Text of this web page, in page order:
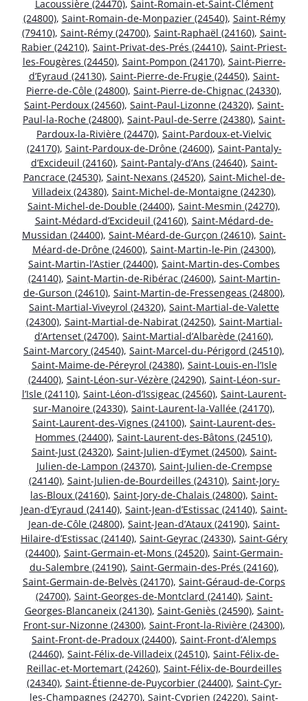
Lacoussière (24470), Saint-Romain-et-Saint-Clément
(24800), Saint-Romain-de-Monpazier (24540), Saint-Rémy
(79410), Saint-Rémy (24700), Saint-Raphaël (24160), Saint-
Rabier (24210), Saint-Privat-des-Prés (24410), Saint-Priest-
les-Fougères (24450), Saint-Pompon (24170), Saint-Pierre-
d’Eyraud (24130), Saint-Pierre-de-Frugie (24450), Saint-
Pierre-de-Côle (24800), Saint-Pierre-de-Chignac (24330),
Saint-Perdoux (24560), Saint-Paul-Lizonne (24320), Saint-
Paul-la-Roche (24800), Saint-Paul-de-Serre (24380), Saint-
Pardoux-la-Rivière (24470), Saint-Pardoux-et-Vielvic
(24170), Saint-Pardoux-de-Drône (24600), Saint-Pantaly-
d’Excideuil (24160), Saint-Pantaly-d’Ans (24640), Saint-
Pancrace (24530), Saint-Nexans (24520), Saint-Michel-de-
Villadeix (24380), Saint-Michel-de-Montaigne (24230),
Saint-Michel-de-Double (24400), Saint-Mesmin (24270),
Saint-Médard-d’Excideuil (24160), Saint-Médard-de-
Mussidan (24400), Saint-Méard-de-Gurçon (24610), Saint-
Méard-de-Drône (24600), Saint-Martin-le-Pin (24300),
Saint-Martin-l’Astier (24400), Saint-Martin-des-Combes
(24140), Saint-Martin-de-Ribérac (24600), Saint-Martin-
de-Gurson (24610), Saint-Martin-de-Fressengeas (24800),
Saint-Martial-Viveyrol (24320), Saint-Martial-de-Valette
(24300), Saint-Martial-de-Nabirat (24250), Saint-Martial-
d’Artenset (24700), Saint-Martial-d’Albarède (24160),
Saint-Marcory (24540), Saint-Marcel-du-Périgord (24510),
Saint-Maime-de-Péreyrol (24380), Saint-Louis-en-l’Isle
(24400), Saint-Léon-sur-Vézère (24290), Saint-Léon-sur-
l’Isle (24110), Saint-Léon-d’Issigeac (24560), Saint-Laurent-
sur-Manoire (24330), Saint-Laurent-la-Vallée (24170),
Saint-Laurent-des-Vignes (24100), Saint-Laurent-des-
Hommes (24400), Saint-Laurent-des-Bâtons (24510),
Saint-Just (24320), Saint-Julien-d’Eymet (24500), Saint-
Julien-de-Lampon (24370), Saint-Julien-de-Crempse
(24140), Saint-Julien-de-Bourdeilles (24310), Saint-Jory-
las-Bloux (24160), Saint-Jory-de-Chalais (24800), Saint-
Jean-d’Eyraud (24140), Saint-Jean-d’Estissac (24140), Saint-
Jean-de-Côle (24800), Saint-Jean-d’Ataux (24190), Saint-
Hilaire-d’Estissac (24140), Saint-Geyrac (24330), Saint-Géry
(24400), Saint-Germain-et-Mons (24520), Saint-Germain-
du-Salembre (24190), Saint-Germain-des-Prés (24160),
Saint-Germain-de-Belvès (24170), Saint-Géraud-de-Corps
(24700), Saint-Georges-de-Montclard (24140), Saint-
Georges-Blancaneix (24130), Saint-Geniès (24590), Saint-
Front-sur-Nizonne (24300), Saint-Front-la-Rivière (24300),
Saint-Front-de-Pradoux (24400), Saint-Front-d’Alemps
(24460), Saint-Félix-de-Villadeix (24510), Saint-Félix-de-
Reillac-et-Mortemart (24260), Saint-Félix-de-Bourdeilles
(24340), Saint-Étienne-de-Puycorbier (24400), Saint-Cyr-
les-Champagnes (24270), Saint-Cyprien (24220), Saint-